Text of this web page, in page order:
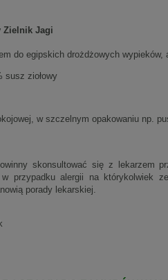
Zielnik Jagi
do egipskich drożdżowych
susz ziołowy
w szczelnym opakowaniu np.
skonsultować się z lekarzem
przypadku alergii na którykolwiek
porady lekarskiej.